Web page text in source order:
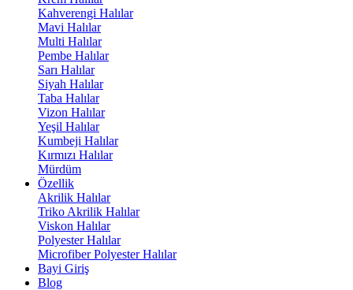
Kahverengi Halılar
Mavi Halılar
Multi Halılar
Pembe Halılar
Sarı Halılar
Siyah Halılar
Taba Halılar
Vizon Halılar
Yeşil Halılar
Kumbeji Halılar
Kırmızı Halılar
Mürdüm
Özellik
Akrilik Halılar
Triko Akrilik Halılar
Viskon Halılar
Polyester Halılar
Microfiber Polyester Halılar
Bayi Giriş
Blog